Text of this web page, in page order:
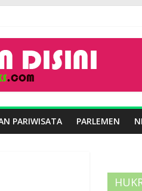
PARIWISATA PARLEMEN